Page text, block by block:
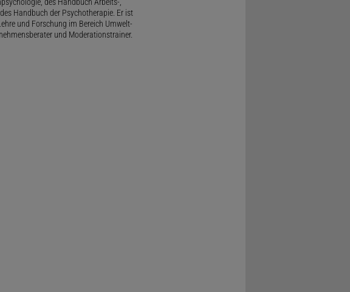
Handbuch der Psychotherapie. Er ist
und Forschung im Bereich Umwelt-
und Moderationstrainer.